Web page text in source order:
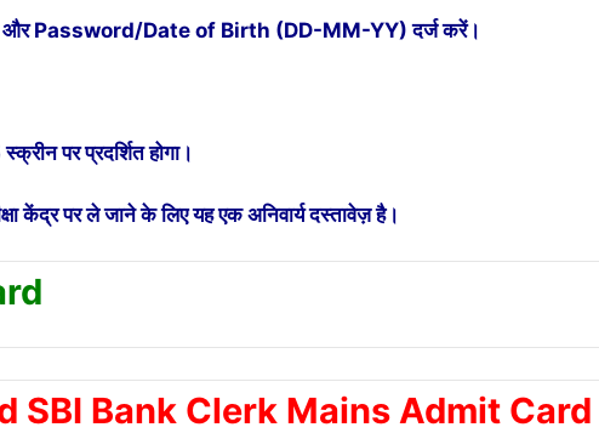
Password/Date of Birth (DD-MM-YY) दर्ज करें।
पर प्रदर्शित होगा।
पर ले जाने के लिए यह एक अनिवार्य दस्तावेज़ है।
SBI Bank Clerk Mains Admit